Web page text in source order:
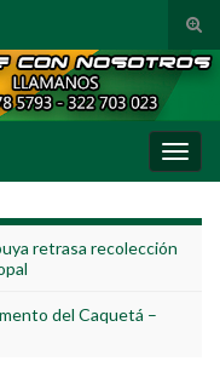
retrasa recolección
del Caquetá –